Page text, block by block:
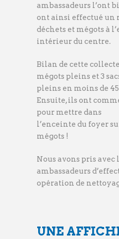
ambassadeurs l’ont
ont ainsi effectué un
déchets et mégots à
intérieur du centre.
Bilan de cette collecte
mégots pleins et 3
pleins en moins de
Ensuite, ils ont
pour mettre dans
l’enceinte du foyer
mégots !
Nous avons pris avec
ambassadeurs
opération de
UNE